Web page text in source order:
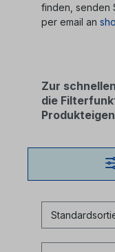
finden, senden
per email an
Zur
die